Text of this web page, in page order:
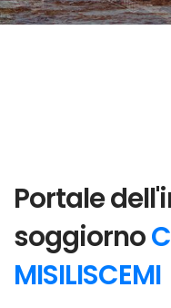
Portale
soggiorno
MISILISCEMI